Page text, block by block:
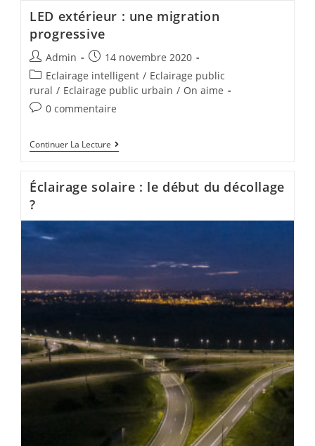
LED extérieur : une migration
progressive
Admin
14 novembre 2020
Eclairage intelligent / Eclairage public
rural / Eclairage public urbain / On aime
0 commentaire
Continuer La Lecture
Éclairage solaire : le début du décollage
?